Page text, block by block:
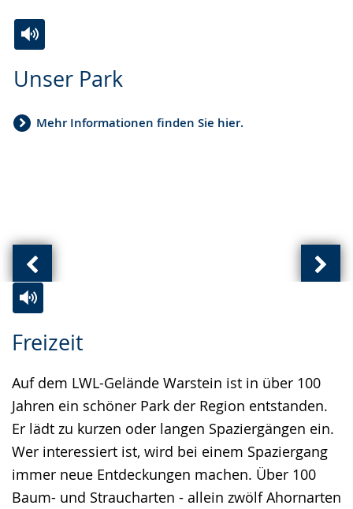
Vorherige
Ansicht:
(
von
Unser Park
Mehr Informationen finden Sie hier.
Leichten
wechseln.
Audio-
Video
Deutscher
Gebärdensprache
Freizeit
Auf dem LWL-Gelände Warstein ist in über 100
Jahren ein schöner Park der Region entstanden.
Er lädt zu kurzen oder langen Spaziergängen ein.
Wer interessiert ist, wird bei einem Spaziergang
immer neue Entdeckungen machen. Über 100
Baum- und Straucharten - allein zwölf Ahornarten
Leichten
wechseln.
Audio-
Video
Deutscher
Gebärdensprache
wird
angezeigt.